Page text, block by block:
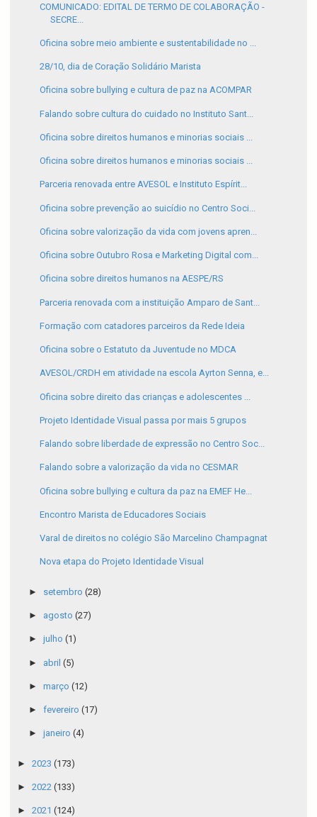
COMUNICADO: EDITAL DE TERMO DE COLABORAÇÃO -
SECRE...
Oficina sobre meio ambiente e sustentabilidade no ...
28/10, dia de Coração Solidário Marista
Oficina sobre bullying e cultura de paz na ACOMPAR
Falando sobre cultura do cuidado no Instituto Sant...
Oficina sobre direitos humanos e minorias sociais ...
Oficina sobre direitos humanos e minorias sociais ...
Parceria renovada entre AVESOL e Instituto Espírit...
Oficina sobre prevenção ao suicídio no Centro Soci...
Oficina sobre valorização da vida com jovens apren...
Oficina sobre Outubro Rosa e Marketing Digital com...
Oficina sobre direitos humanos na AESPE/RS
Parceria renovada com a instituição Amparo de Sant...
Formação com catadores parceiros da Rede Ideia
Oficina sobre o Estatuto da Juventude no MDCA
AVESOL/CRDH em atividade na escola Ayrton Senna, e...
Oficina sobre direito das crianças e adolescentes ...
Projeto Identidade Visual passa por mais 5 grupos
Falando sobre liberdade de expressão no Centro Soc...
Falando sobre a valorização da vida no CESMAR
Oficina sobre bullying e cultura da paz na EMEF He...
Encontro Marista de Educadores Sociais
Varal de direitos no colégio São Marcelino Champagnat
Nova etapa do Projeto Identidade Visual
► setembro (28)
► agosto (27)
► julho (1)
► abril (5)
► março (12)
► fevereiro (17)
► janeiro (4)
► 2023 (173)
► 2022 (133)
► 2021 (124)